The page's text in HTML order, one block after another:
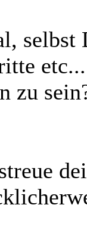
selbst
zu